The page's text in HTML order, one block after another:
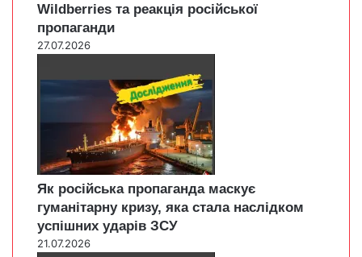
Wildberries та реакція російської
пропаганди
27.07.2026
Як російська пропаганда маскує
гуманітарну кризу, яка стала наслідком
успішних ударів ЗСУ
21.07.2026